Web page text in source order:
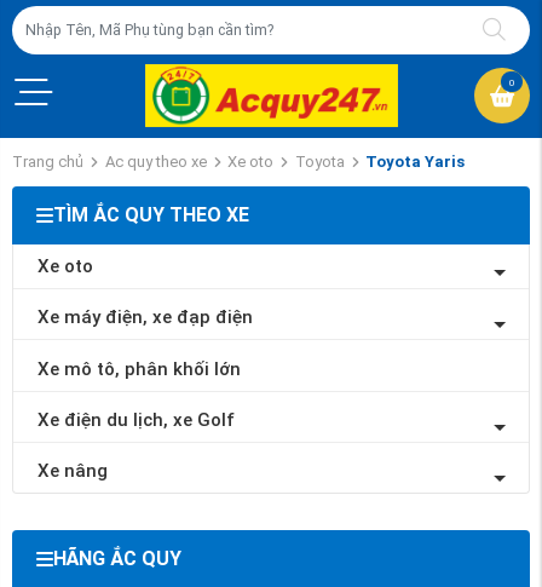
0
Trang chủ Ac quy theo xe Xe oto Toyota Toyota Yaris
TÌM ẮC QUY THEO XE
Xe oto
Xe máy điện, xe đạp điện
Xe mô tô, phân khối lớn
Xe điện du lịch, xe Golf
Xe nâng
HÃNG ẮC QUY